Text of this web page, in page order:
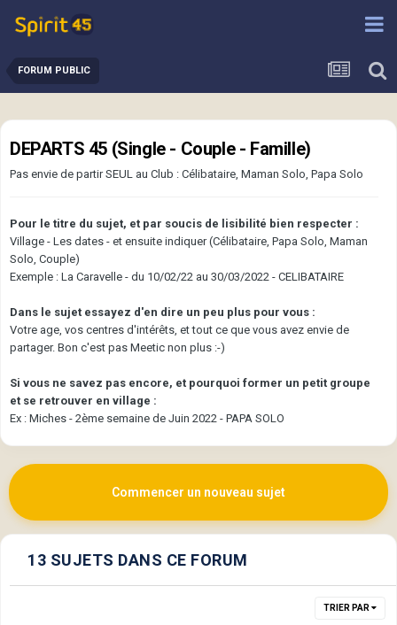
FORUM PUBLIC
DEPARTS 45 (Single - Couple - Famille)
Pas envie de partir SEUL au Club : Célibataire, Maman Solo, Papa Solo
Pour le titre du sujet, et par soucis de lisibilité bien respecter :
Village - Les dates - et ensuite indiquer (Célibataire, Papa Solo, Maman
Solo, Couple)
Exemple : La Caravelle - du 10/02/22 au 30/03/2022 - CELIBATAIRE
Dans le sujet essayez d'en dire un peu plus pour vous :
Votre age, vos centres d'intérêts, et tout ce que vous avez envie de
partager. Bon c'est pas Meetic non plus :-)
Si vous ne savez pas encore, et pourquoi former un petit groupe
et se retrouver en village :
Ex : Miches - 2ème semaine de Juin 2022 - PAPA SOLO
Commencer un nouveau sujet
13 SUJETS DANS CE FORUM
TRIER PAR